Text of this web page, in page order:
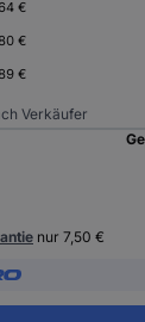
€
€
€
Verkäufer
nur 7,50 €